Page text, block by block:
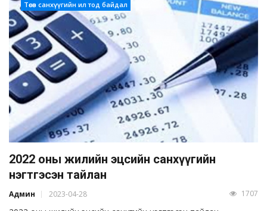
Төсөв санхүүгийн ил тод байдал
2022 оны жилийн эцсийн санхүүгийн
нэгтгэсэн тайлан
Админ 2023-04-28 1707